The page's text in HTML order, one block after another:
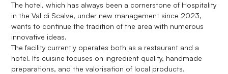
The hotel, which has always been a cornerstone of Hospitality
in the Val di Scalve, under new management since 2023,
wants to continue the tradition of the area with numerous
innovative ideas.
The facility currently operates both as a restaurant and a
hotel. Its cuisine focuses on ingredient quality, handmade
preparations, and the valorisation of local products.